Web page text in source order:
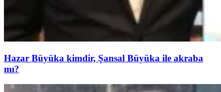
Hazar Büyüka kimdir, Şansal Büyüka ile akraba
mı?